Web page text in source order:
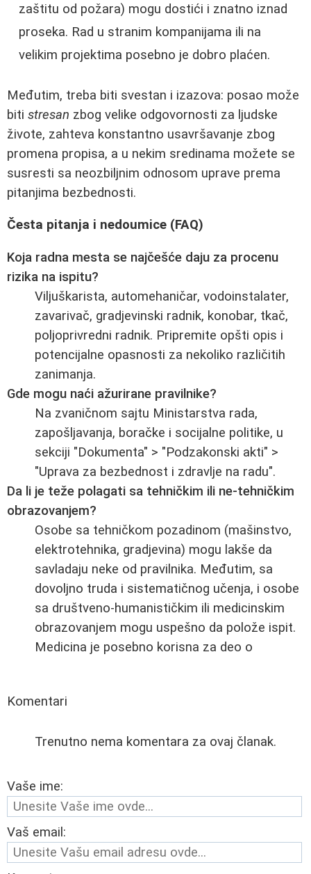
zaštitu od požara) mogu dostići i znatno iznad
proseka. Rad u stranim kompanijama ili na
velikim projektima posebno je dobro plaćen.
Međutim, treba biti svestan i izazova: posao može
biti stresan zbog velike odgovornosti za ljudske
živote, zahteva konstantno usavršavanje zbog
promena propisa, a u nekim sredinama možete se
susresti sa neozbiljnim odnosom uprave prema
pitanjima bezbednosti.
Česta pitanja i nedoumice (FAQ)
Koja radna mesta se najčešće daju za procenu
rizika na ispitu?
Viljuškarista, automehaničar, vodoinstalater,
zavarivač, gradjevinski radnik, konobar, tkač,
poljoprivredni radnik. Pripremite opšti opis i
potencijalne opasnosti za nekoliko različitih
zanimanja.
Gde mogu naći ažurirane pravilnike?
Na zvaničnom sajtu Ministarstva rada,
zapošljavanja, boračke i socijalne politike, u
sekciji "Dokumenta" > "Podzakonski akti" >
"Uprava za bezbednost i zdravlje na radu".
Da li je teže polagati sa tehničkim ili ne-tehničkim
obrazovanjem?
Osobe sa tehničkom pozadinom (mašinstvo,
elektrotehnika, gradjevina) mogu lakše da
savladaju neke od pravilnika. Međutim, sa
dovoljno truda i sistematičnog učenja, i osobe
sa društveno-humanističkim ili medicinskim
obrazovanjem mogu uspešno da polože ispit.
Medicina je posebno korisna za deo o
Komentari
Trenutno nema komentara za ovaj članak.
Vaše ime:
Vaš email: